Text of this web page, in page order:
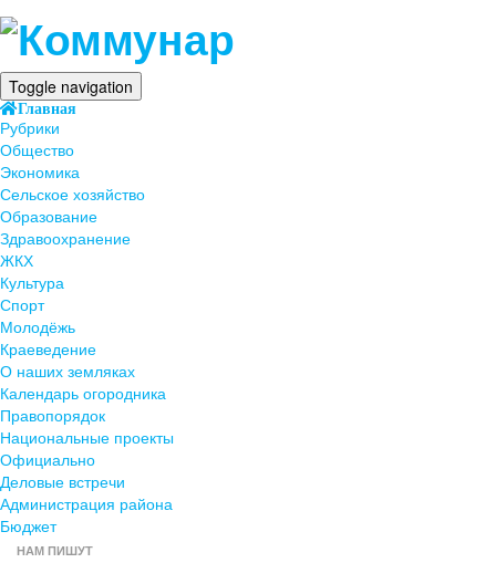
Toggle navigation
Главная
Рубрики
Общество
Экономика
Сельское хозяйство
Образование
Здравоохранение
ЖКХ
Культура
Спорт
Молодёжь
Краеведение
О наших земляках
Календарь огородника
Правопорядок
Национальные проекты
Официально
Деловые встречи
Администрация района
Бюджет
НАМ ПИШУТ